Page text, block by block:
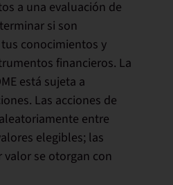
a una evaluación de
si son
conocimientos y
financieros. La
está sujeta a
Las acciones de
entre
elegibles; las
valor se otorgan con